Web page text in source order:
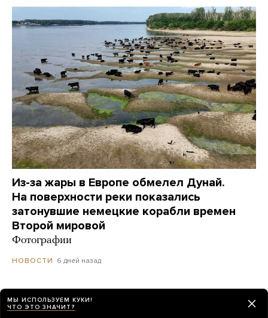
Из-за жары в Европе обмелел Дунай.
На поверхности реки показались
затонувшие немецкие корабли времен
Второй мировой
Фотографии
НОВОСТИ 6 дней назад
Украинский дрон попал по пляжу
МЫ ИСПОЛЬЗУЕМ КУКИ!
ЧТО ЭТО ЗНАЧИТ?